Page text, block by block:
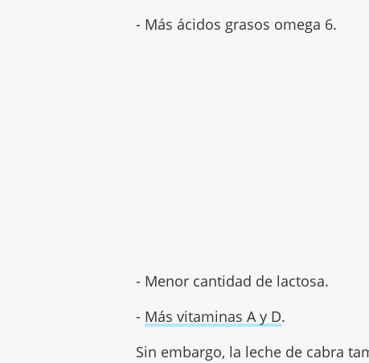
- Más ácidos grasos omega 6.
- Menor cantidad de lactosa.
- Más vitaminas A y D.
Sin embargo, la leche de cabra